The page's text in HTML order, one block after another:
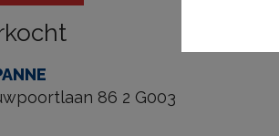
86 2 G003